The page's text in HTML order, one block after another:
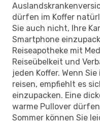
dürfen im Koffer
Sie auch nicht, Ihre
Smartphone
Reiseapotheke mit
Reiseübelkeit und
jeden Koffer. Wenn
reisen, empfiehlt es
einzupacken. Eine
warme Pullover
Sommer können Sie